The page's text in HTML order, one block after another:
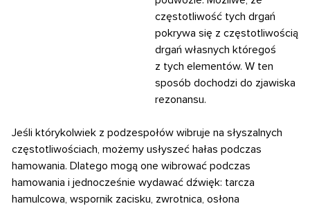
częstotliwość tych drgań
pokrywa się z częstotliwością
drgań własnych któregoś
z tych elementów. W ten
sposób dochodzi do zjawiska
rezonansu.
Jeśli którykolwiek z podzespołów wibruje na słyszalnych
częstotliwościach, możemy usłyszeć hałas podczas
hamowania. Dlatego mogą one wibrować podczas
hamowania i jednocześnie wydawać dźwięk: tarcza
hamulcowa, wspornik zacisku, zwrotnica, osłona